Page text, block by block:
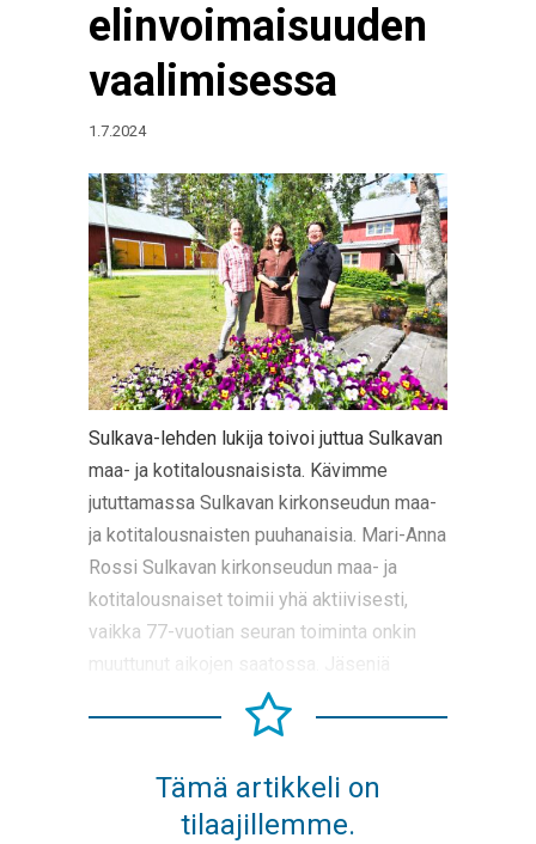
elinvoimaisuuden
vaalimisessa
1.7.2024
Sulkava-lehden lukija toivoi juttua Sulkavan
maa- ja kotitalousnaisista. Kävimme
jututtamassa Sulkavan kirkonseudun maa-
ja kotitalousnaisten puuhanaisia. Mari-Anna
Rossi Sulkavan kirkonseudun maa- ja
kotitalousnaiset toimii yhä aktiivisesti,
vaikka 77-vuotian seuran toiminta onkin
muuttunut aikojen saatossa. Jäseniä
Tämä artikkeli on
tilaajillemme.